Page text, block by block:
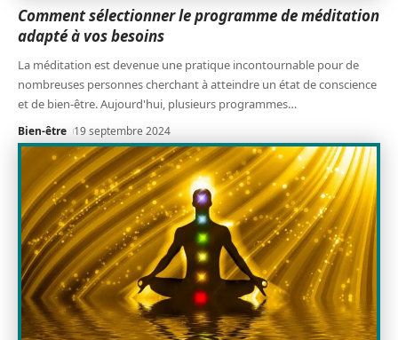
Comment sélectionner le programme de méditation
adapté à vos besoins
La méditation est devenue une pratique incontournable pour de
nombreuses personnes cherchant à atteindre un état de conscience
et de bien-être. Aujourd'hui, plusieurs programmes…
Bien-être 19 septembre 2024